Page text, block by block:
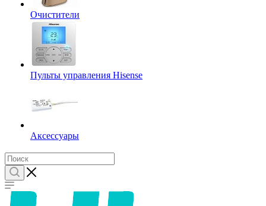
Очистители
Пульты управления Hisense
Аксессуары